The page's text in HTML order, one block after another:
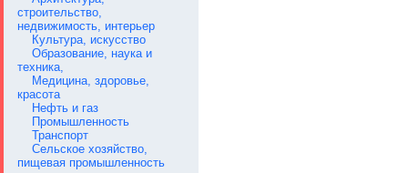
строительство,
недвижимость, интерьер
Культура, искусство
Образование, наука и
техника,
Медицина, здоровье,
красота
Нефть и газ
Промышленность
Транспорт
Сельское хозяйство,
пищевая промышленность